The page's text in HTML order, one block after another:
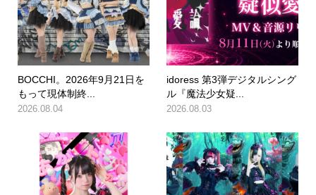
BOCCHI。2026年9月21日を
もって現体制終...
2026.08.04
idoress 第3弾デジタルシング
ル『魔法少女疑...
2026.08.03